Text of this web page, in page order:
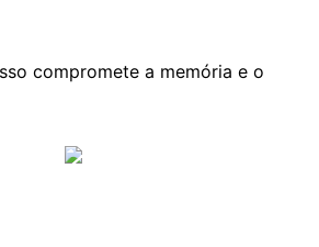
compromete a memória e o